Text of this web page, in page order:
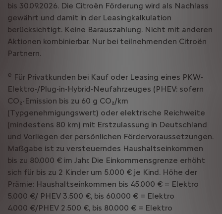
bis 30.09.2026. Die Citroën Förderung wird als Nachlass
gewährt und damit in der Leasingkalkulation
berücksichtigt. Keine Barauszahlung. Nicht mit anderen
Aktionen kombinierbar. Nur bei teilnehmenden Citroën
Partnern.
e Für Privatkunden bei Kauf oder Leasing eines PKW-
Elektro-/Plug-in-Hybrid-Neufahrzeuges (PHEV: sofern
CO₂-Emission bis zu 60 g CO₂/km
(Typgenehmigungswert) oder elektrische Reichweite
(mindestens 80 km) mit Erstzulassung in Deutschland
und Vorliegen der persönlichen Fördervoraussetzungen.
Maßgabe ist zu versteuerndes Haushaltseinkommen
bis zu 80.000 € im Jahr. Die Einkommensgrenze erhöht
sich für bis zu 2 Kinder um 5.000 € je Kind. Höhe der
Prämie: Haushaltseinkommen bis 45.000 € = Elektro
5.000 €/ PHEV 3.500 €, bis 60.000 € = Elektro
4.000 €/PHEV 2.500 €, bis 80.000 € = Elektro